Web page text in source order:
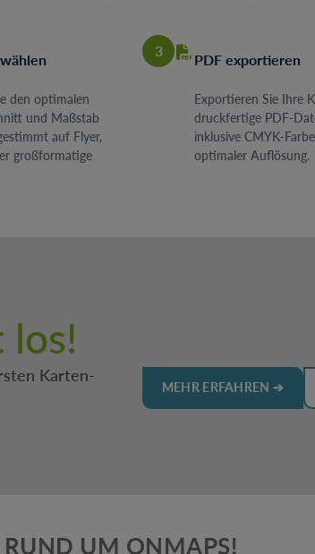
den optimalen
und Maßstab
auf Flyer,
großformatige
3 PDF exportieren
Exportieren Sie Ihre
druckfertige PDF-
inklusive CMYK-
optimaler Auflösung.
los!
Karten-
MEHR ERFAHREN ➔
UM ONMAPS!